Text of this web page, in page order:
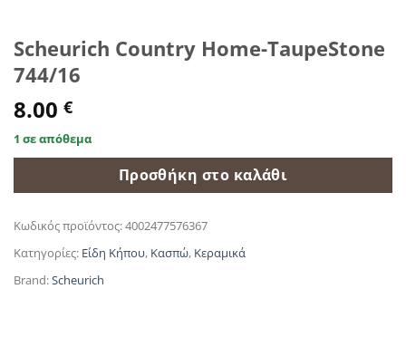
Scheurich Country Home-TaupeStone
744/16
8.00 €
1 σε απόθεμα
Προσθήκη στο καλάθι
Κωδικός προϊόντος:4002477576367
Κατηγορίες: Είδη Κήπου, Κασπώ, Κεραμικά
Brand:Scheurich